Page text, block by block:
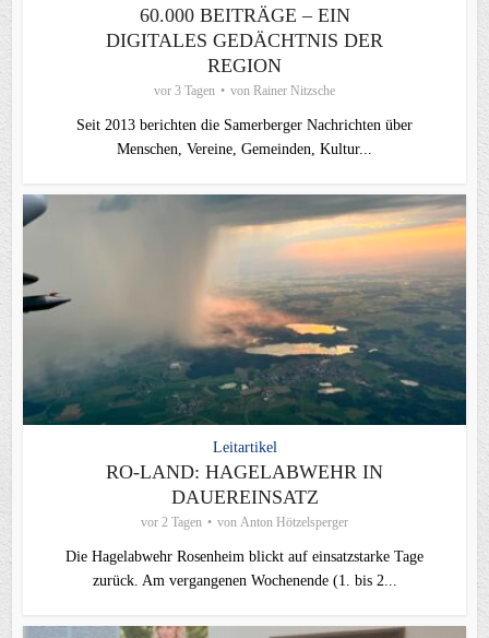
60.000 BEITRÄGE – EIN
DIGITALES GEDÄCHTNIS DER
REGION
vor 3 Tagen von Rainer Nitzsche
Seit 2013 berichten die Samerberger Nachrichten über
Menschen, Vereine, Gemeinden, Kultur...
Leitartikel
RO-LAND: HAGELABWEHR IN
DAUEREINSATZ
vor 2 Tagen von Anton Hötzelsperger
Die Hagelabwehr Rosenheim blickt auf einsatzstarke Tage
zurück. Am vergangenen Wochenende (1. bis 2...